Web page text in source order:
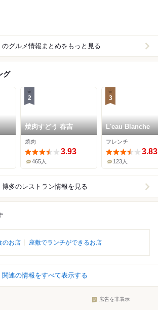
のグルメ情報まとめをもっと見る
グ
2
焼肉すどう 春吉
焼肉
3.93
465人
3
L'eau Blanche
フレンチ
3.83
123人
博多のレストラン情報を見る
のお店 座敷でランチができるお店
関連の情報をすべて表示する
広告を非表示